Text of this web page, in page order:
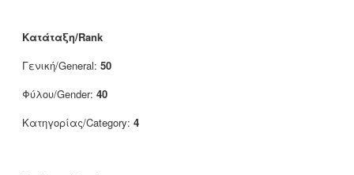
Κατάταξη/Rank
Γενική/General: 50
Φύλου/Gender: 40
Κατηγορίας/Category: 4